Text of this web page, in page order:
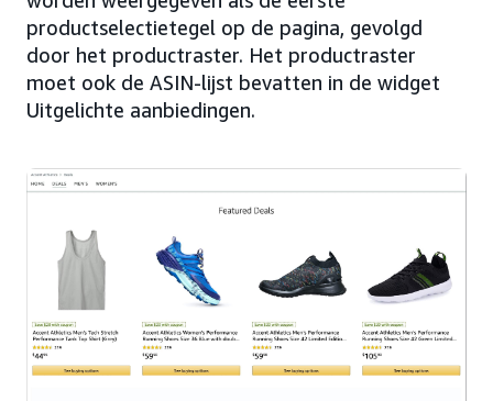
productselectietegel op de pagina, gevolgd
door het productraster. Het productraster
moet ook de ASIN-lijst bevatten in de widget
Uitgelichte aanbiedingen.